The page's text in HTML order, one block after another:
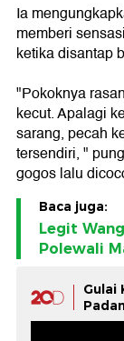
Ia
memberi
ketika disantap
"Pokoknya
kecut. Apalagi
sarang, pecah
tersendiri, "
gogos lalu
Baca juga:
Legit
Polewali
Gulai